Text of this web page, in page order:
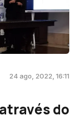
24 ago, 2022, 16:11
do